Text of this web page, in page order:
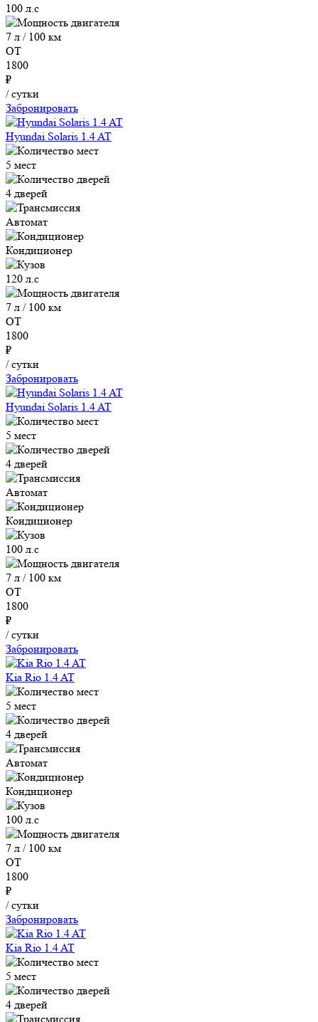
100 л.с
7 л / 100 км
ОТ
1800
₽
/ сутки
Забронировать
Hyundai Solaris 1.4 AT
5 мест
4 дверей
Автомат
Кондиционер
120 л.с
7 л / 100 км
ОТ
1800
₽
/ сутки
Забронировать
Hyundai Solaris 1.4 AT
5 мест
4 дверей
Автомат
Кондиционер
100 л.с
7 л / 100 км
ОТ
1800
₽
/ сутки
Забронировать
Kia Rio 1.4 AT
5 мест
4 дверей
Автомат
Кондиционер
100 л.с
7 л / 100 км
ОТ
1800
₽
/ сутки
Забронировать
Kia Rio 1.4 AT
5 мест
4 дверей